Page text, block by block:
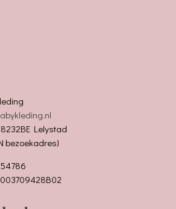
Lelystad
bezoekadres)